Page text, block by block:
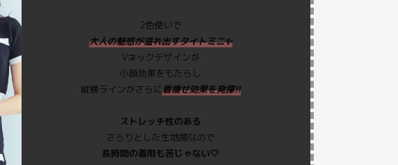
2色使いで
大人の魅惑が溢れ出すタイトミニ✨
Vネックデザインが
小顔効果をもたらし
縦横ラインがさらに着痩せ効果を発揮!!
ストレッチ性のある
さらりとした生地間なので
長時間の着用も苦じゃない🤍